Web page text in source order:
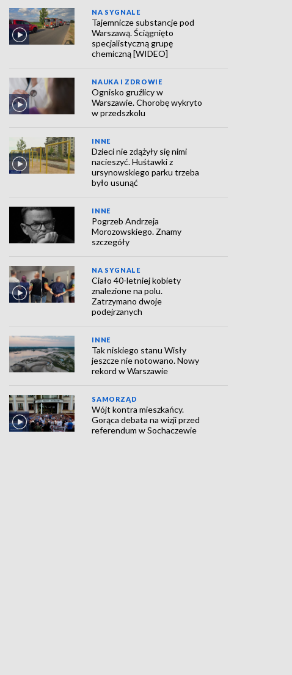
NA SYGNALE
Tajemnicze substancje pod
Warszawą. Ściągnięto
specjalistyczną grupę
chemiczną [WIDEO]
NAUKA I ZDROWIE
Ognisko gruźlicy w
Warszawie. Chorobę wykryto
w przedszkolu
INNE
Dzieci nie zdążyły się nimi
nacieszyć. Huśtawki z
ursynowskiego parku trzeba
było usunąć
INNE
Pogrzeb Andrzeja
Morozowskiego. Znamy
szczegóły
NA SYGNALE
Ciało 40-letniej kobiety
znalezione na polu.
Zatrzymano dwoje
podejrzanych
INNE
Tak niskiego stanu Wisły
jeszcze nie notowano. Nowy
rekord w Warszawie
SAMORZĄD
Wójt kontra mieszkańcy.
Gorąca debata na wizji przed
referendum w Sochaczewie